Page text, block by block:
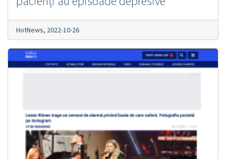
HotNews, 2022-10-26